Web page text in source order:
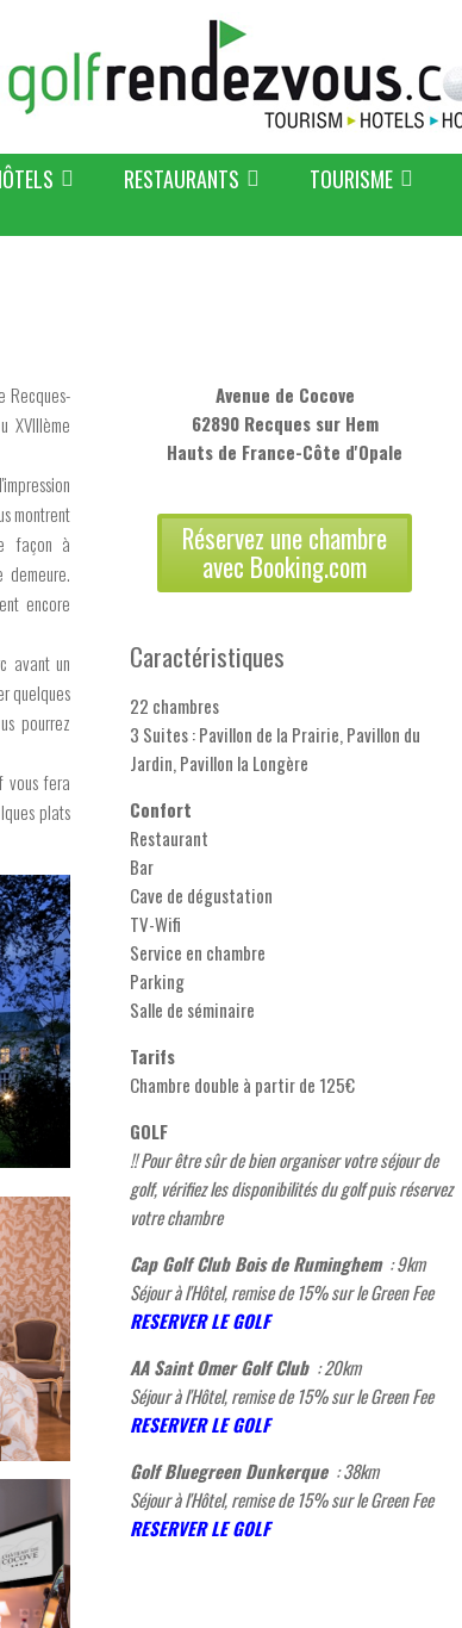
RESTAURANTS TOURISME
Recques-
XVIIIème
montrent
façon à
encore
avant un
quelques
pourrez
vous fera
plats
Avenue de Cocove
62890 Recques sur Hem
Hauts de France-Côte d'Opale
Réservez une chambre
avec Booking.com
Caractéristiques
22 chambres
3 Suites : Pavillon de la Prairie, Pavillon du
Jardin, Pavillon la Longère
Confort
Restaurant
Bar
Cave de dégustation
TV-Wifi
Service en chambre
Parking
Salle de séminaire
Tarifs
Chambre double à partir de 125€
GOLF
!! Pour être sûr de bien organiser votre séjour de
golf, vérifiez les disponibilités du golf puis réservez
votre chambre
Cap Golf Club Bois de Ruminghem : 9km
Séjour à l'Hôtel, remise de 15% sur le Green Fee
RESERVER LE GOLF
AA Saint Omer Golf Club : 20km
Séjour à l'Hôtel, remise de 15% sur le Green Fee
RESERVER LE GOLF
Golf Bluegreen Dunkerque : 38km
Séjour à l'Hôtel, remise de 15% sur le Green Fee
RESERVER LE GOLF